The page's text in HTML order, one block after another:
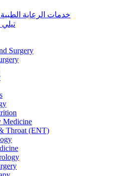
خدمات الرعاية الطبية
تيلي
Surgery
Medicine
Throat (ENT)